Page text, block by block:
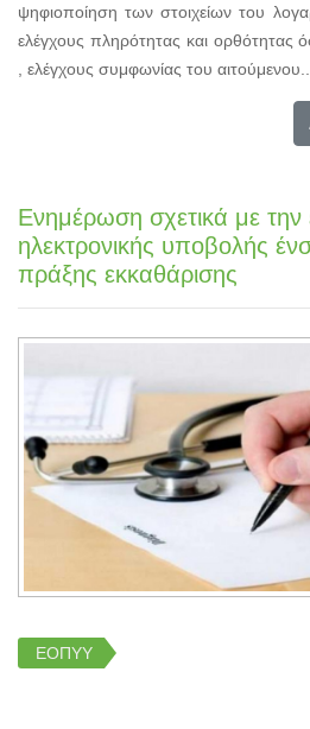
ψηφιοποίηση των στοιχείων του
ελέγχους πληρότητας και ορθότητας
, ελέγχους συμφωνίας του αιτούμενου...
Ενημέρωση σχετικά με την
ηλεκτρονικής υποβολής
πράξης εκκαθάρισης
ΕΟΠΥΥ